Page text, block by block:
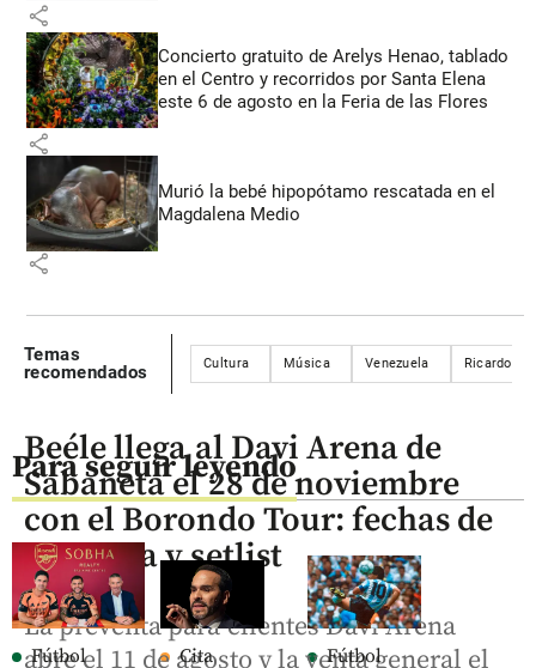
share
Concierto gratuito de Arelys Henao, tablado
en el Centro y recorridos por Santa Elena
este 6 de agosto en la Feria de las Flores
share
Murió la bebé hipopótamo rescatada en el
Magdalena Medio
share
Temas
recomendados
Cultura Música Venezuela Ricardo
Para seguir leyendo
Fútbol
Cita
Fútbol
Beéle llega al Davi Arena de
Sabaneta el 28 de noviembre
con el Borondo Tour: fechas de
preventa y setlist
La preventa para clientes Davi Arena
abre el 11 de agosto y la venta general el